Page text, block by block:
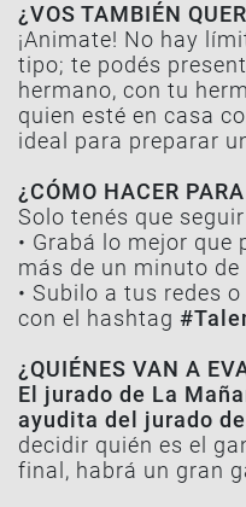
¿VOS TAMBIÉN
¡Animate! No hay
tipo; te podés
hermano, con tu
quien esté en casa
ideal para preparar
¿CÓMO HACER
Solo tenés que
• Grabá lo mejor que
más de un minuto
• Subilo a tus redes o
con el hashtag
¿QUIÉNES VAN A
El jurado de La
ayudita del jurado de
decidir quién es el
final, habrá un gran